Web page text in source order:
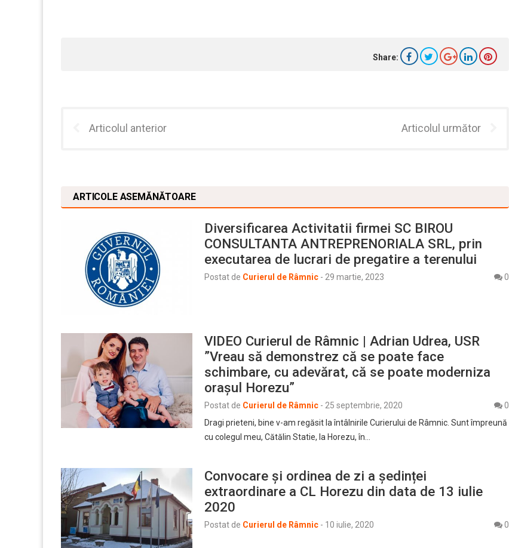
Share:
Articolul anterior Articolul următor
ARTICOLE ASEMĂNĂTOARE
Diversificarea Activitatii firmei SC BIROU
CONSULTANTA ANTREPRENORIALA SRL, prin
executarea de lucrari de pregatire a terenului
Postat de Curierul de Râmnic - 29 martie, 2023 0
VIDEO Curierul de Râmnic | Adrian Udrea, USR
”Vreau să demonstrez că se poate face
schimbare, cu adevărat, că se poate moderniza
orașul Horezu”
Postat de Curierul de Râmnic - 25 septembrie, 2020
0
Dragi prieteni, bine v-am regăsit la întâlnirile Curierului de Râmnic. Sunt împreună
cu colegul meu, Cătălin Statie, la Horezu, în…
Convocare și ordinea de zi a ședinței
extraordinare a CL Horezu din data de 13 iulie
2020
Postat de Curierul de Râmnic - 10 iulie, 2020 0